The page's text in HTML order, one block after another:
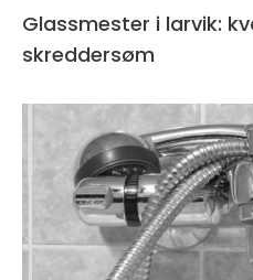
Glassmester i larvik:
skreddersøm